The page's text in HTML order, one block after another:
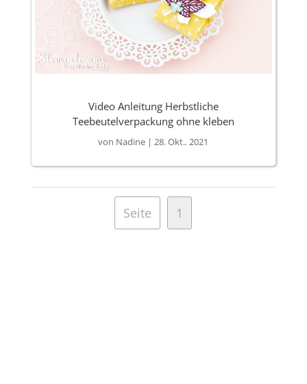
Video Anleitung Herbstliche
Teebeutelverpackung ohne kleben
von Nadine |28. Okt.. 2021
Seite 1